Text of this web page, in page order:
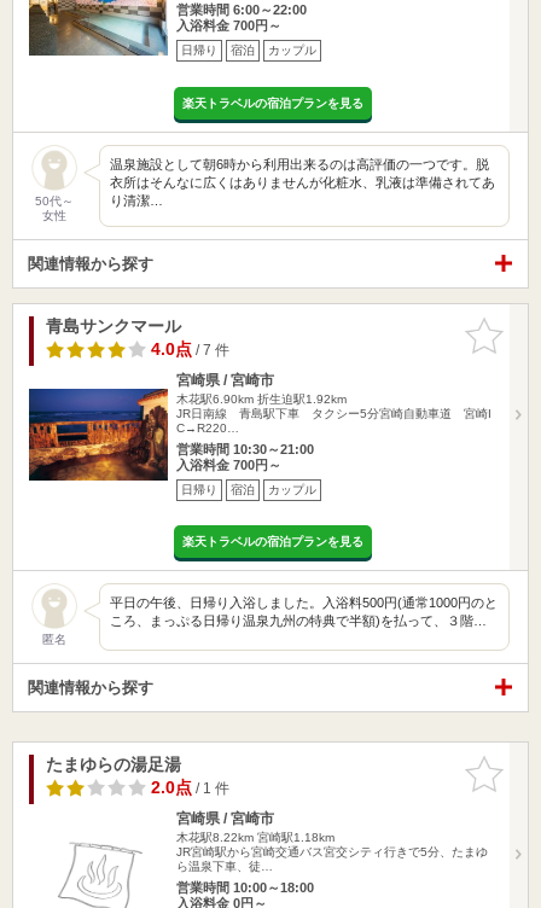
営業時間 6:00～22:00
入浴料金 700円～
日帰り 宿泊 カップル
楽天トラベルの宿泊プランを見る
50代～
女性
温泉施設として朝6時から利用出来るのは高評価の一つです。脱
衣所はそんなに広くはありませんが化粧水、乳液は準備されてあ
り清潔…
関連情報から探す
お気に入
りに追加
青島サンクマール
4.0点/ 7 件
宮崎県 / 宮崎市
木花駅6.90km 折生迫駅1.92km
JR日南線 青島駅下車 タクシー5分宮崎自動車道 宮崎I
C→R220…
営業時間 10:30～21:00
入浴料金 700円～
日帰り 宿泊 カップル
楽天トラベルの宿泊プランを見る
匿名
平日の午後、日帰り入浴しました。入浴料500円(通常1000円のと
ころ、まっぷる日帰り温泉九州の特典で半額)を払って、３階…
関連情報から探す
お気に入
りに追加
たまゆらの湯足湯
2.0点/ 1 件
宮崎県 / 宮崎市
木花駅8.22km 宮崎駅1.18km
JR宮崎駅から宮崎交通バス宮交シティ行きで5分、たまゆ
ら温泉下車、徒…
営業時間 10:00～18:00
入浴料金 0円～